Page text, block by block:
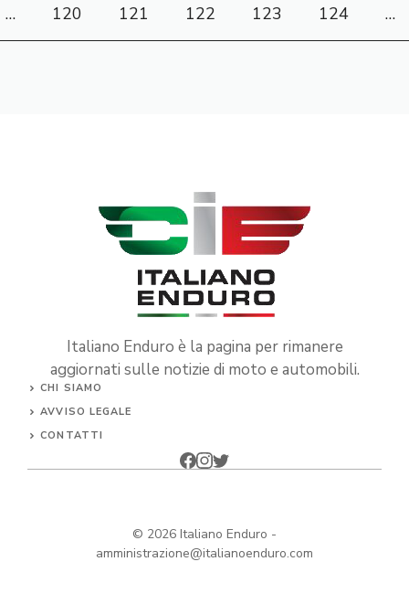
… 120 121 122 123 124 …
Italiano Enduro è la pagina per rimanere
aggiornati sulle notizie di moto e automobili.
CHI SIAMO
AVVISO LEGALE
CONTATTI
© 2026 Italiano Enduro -
amministrazione@italianoenduro.com